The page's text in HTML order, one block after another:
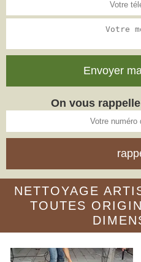
On vous
NETTOYAGE
TOUTES